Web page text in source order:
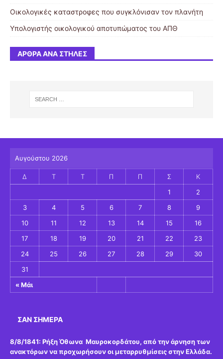
Οικολογικές καταστροφες που συγκλόνισαν τον πλανήτη
Υπολογιστής οικολογικού αποτυπώματος του ΑΠΘ
ΆΡΘΡΑ ΑΝΆ ΣΤΉΛΕΣ
Αυγούστου 2026
Δ Τ Τ Π Π Σ Κ
« Μάι
1
2
3
4 5 6 7 8
9
10
11 12 13 14 15
16
17
18 19 20 21 22
23
24
25 26 27 28 29
30
31
ΣΑΝ ΣΉΜΕΡΑ
8/8/1841: Ρήξη Όθωνα  Μαυροκορδάτου, από την άρνηση των
ανακτόρων να προχωρήσουν οι μεταρρυθμίσεις στην Ελλάδα.